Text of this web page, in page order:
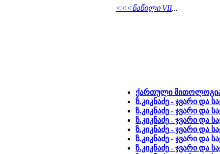
<<<ნაწილი VII...
ქართული მითოლოგია
ზ.კიკნაძე - ჯვარი და
ზ.კიკნაძე - ჯვარი და
ზ.კიკნაძე - ჯვარი და
ზ.კიკნაძე - ჯვარი და
ზ.კიკნაძე - ჯვარი და
ზ.კიკნაძე - ჯვარი და